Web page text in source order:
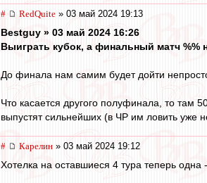
# RedQuite » 03 май 2024 19:13
Bestguy » 03 май 2024 16:26
Выиграть кубок, а финальный матч %%
До финала нам самим будет дойти
Что касается другого полуфинала, то там
выпустят сильнейших (в ЧР им ловить уже
# Карелин » 03 май 2024 19:12
Хотелка на оставшиеся 4 тура теперь одна